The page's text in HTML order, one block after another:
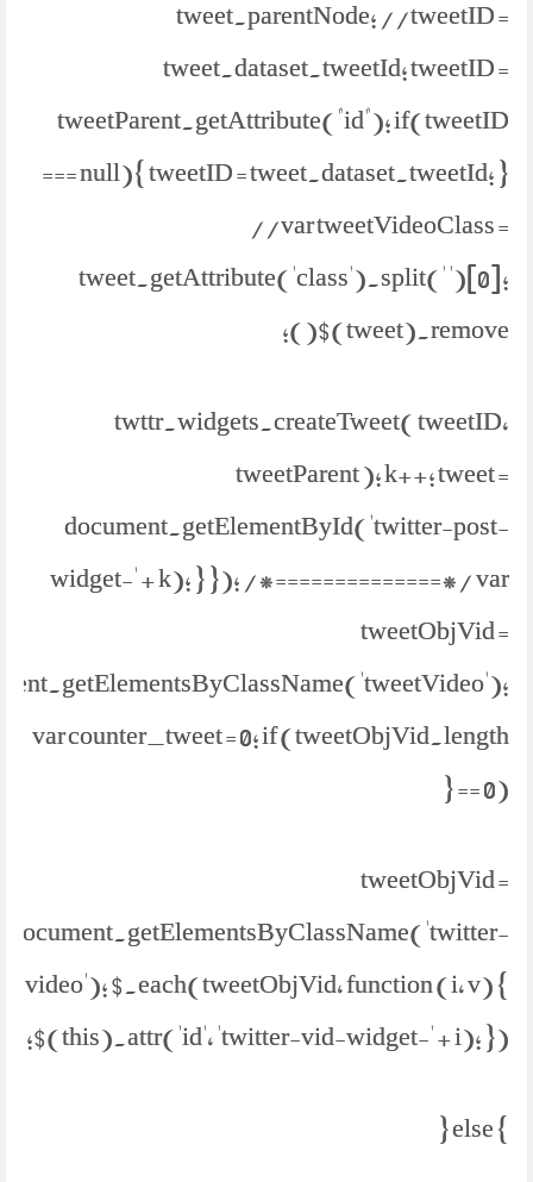
tweet.parentNode; //tweetID =
tweet.dataset.tweetId; tweetID =
tweetParent.getAttribute("id"); if(tweetID
=== null){ tweetID = tweet.dataset.tweetId; }
//var tweetVideoClass =
tweet.getAttribute('class').split(' ')[0];
$(tweet).remove();
twttr.widgets.createTweet( tweetID,
tweetParent ); k++; tweet =
document.getElementById('twitter-post-
widget-' + k); } }); /*==============*/ var
tweetObjVid =
var counter_tweet = 0; if (tweetObjVid.length
== 0) {
tweetObjVid =
document.getElementsByClassName('twitter-
video'); $.each(tweetObjVid, function (i, v) {
$(this).attr('id', 'twitter-vid-widget-' + i); });
} else {